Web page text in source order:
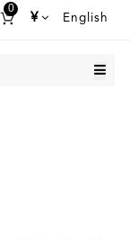
0
¥ English